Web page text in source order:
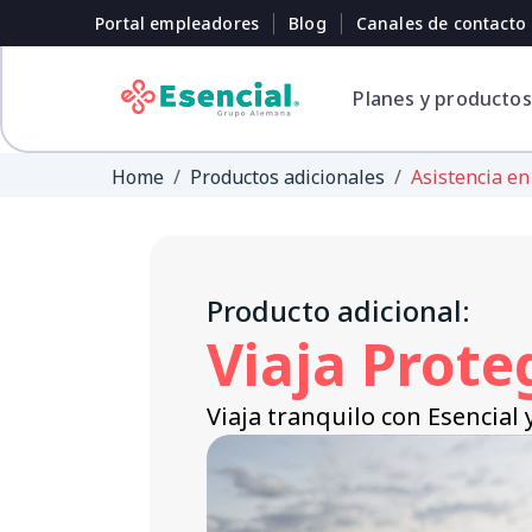
Portal empleadores Blog Canales de contacto
Planes y productos
que se adapta a ti.
Explorar todos los planes
previene hoy
Explorar todos los preventivos
protegida
cuando lo necesitas
Explorar sección Ayuda
Home Productos adicionales Asistencia
Producto adicional:
Viaja
Viaja tranquilo con Esencial